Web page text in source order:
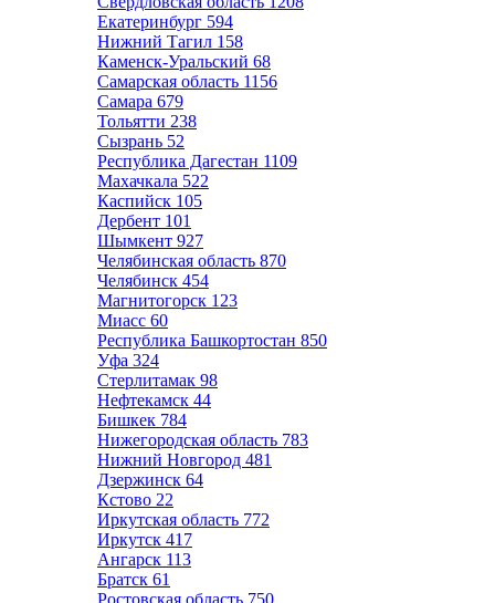
Екатеринбург 594
Нижний Тагил 158
Каменск-Уральский 68
Самарская область 1156
Самара 679
Тольятти 238
Сызрань 52
Республика Дагестан 1109
Махачкала 522
Каспийск 105
Дербент 101
Шымкент 927
Челябинская область 870
Челябинск 454
Магнитогорск 123
Миасс 60
Республика Башкортостан 850
Уфа 324
Стерлитамак 98
Нефтекамск 44
Бишкек 784
Нижегородская область 783
Нижний Новгород 481
Дзержинск 64
Кстово 22
Иркутская область 772
Иркутск 417
Ангарск 113
Братск 61
Ростовская область 750